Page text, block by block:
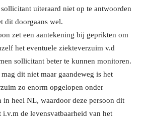
uiteraard niet op te antwoorden
dit doorgaans wel.
zet een aantekening bij geprikten om
het eventuele ziekteverzuim v.d
sollicitant beter te kunnen monitoren.
dit niet maar gaandeweg is het
zo enorm opgelopen onder
in heel NL, waardoor deze persoon dit
i.v.m de levensvatbaarheid van het